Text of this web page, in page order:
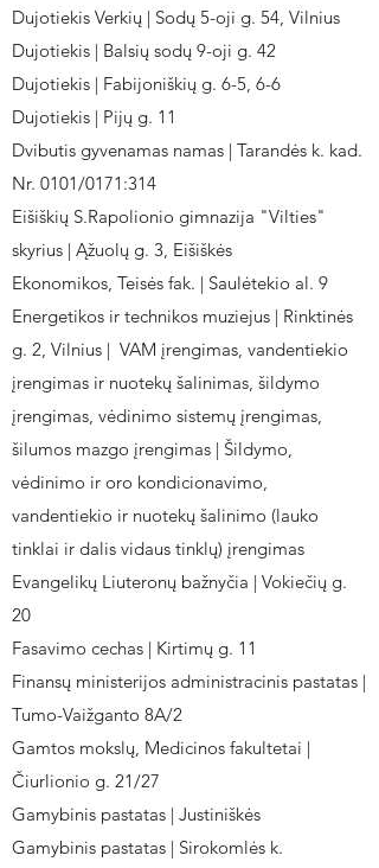
Dujotiekis Verkių | Sodų 5-oji g. 54, Vilnius
Dujotiekis | Balsių sodų 9-oji g. 42
Dujotiekis | Fabijoniškių g. 6-5, 6-6
Dujotiekis | Pijų g. 11
Dvibutis gyvenamas namas | Tarandės k. kad.
Nr. 0101/0171:314
Eišiškių S.Rapolionio gimnazija "Vilties"
skyrius | Ąžuolų g. 3, Eišiškės
Ekonomikos, Teisės fak. | Saulėtekio al. 9
Energetikos ir technikos muziejus | Rinktinės
g. 2, Vilnius | VAM įrengimas, vandentiekio
įrengimas ir nuotekų šalinimas, šildymo
įrengimas, vėdinimo sistemų įrengimas,
šilumos mazgo įrengimas | Šildymo,
vėdinimo ir oro kondicionavimo,
vandentiekio ir nuotekų šalinimo (lauko
tinklai ir dalis vidaus tinklų) įrengimas
Evangelikų Liuteronų bažnyčia | Vokiečių g.
20
Fasavimo cechas | Kirtimų g. 11
Finansų ministerijos administracinis pastatas |
Tumo-Vaižganto 8A/2
Gamtos mokslų, Medicinos fakultetai |
Čiurlionio g. 21/27
Gamybinis pastatas | Justiniškės
Gamybinis pastatas | Sirokomlės k.